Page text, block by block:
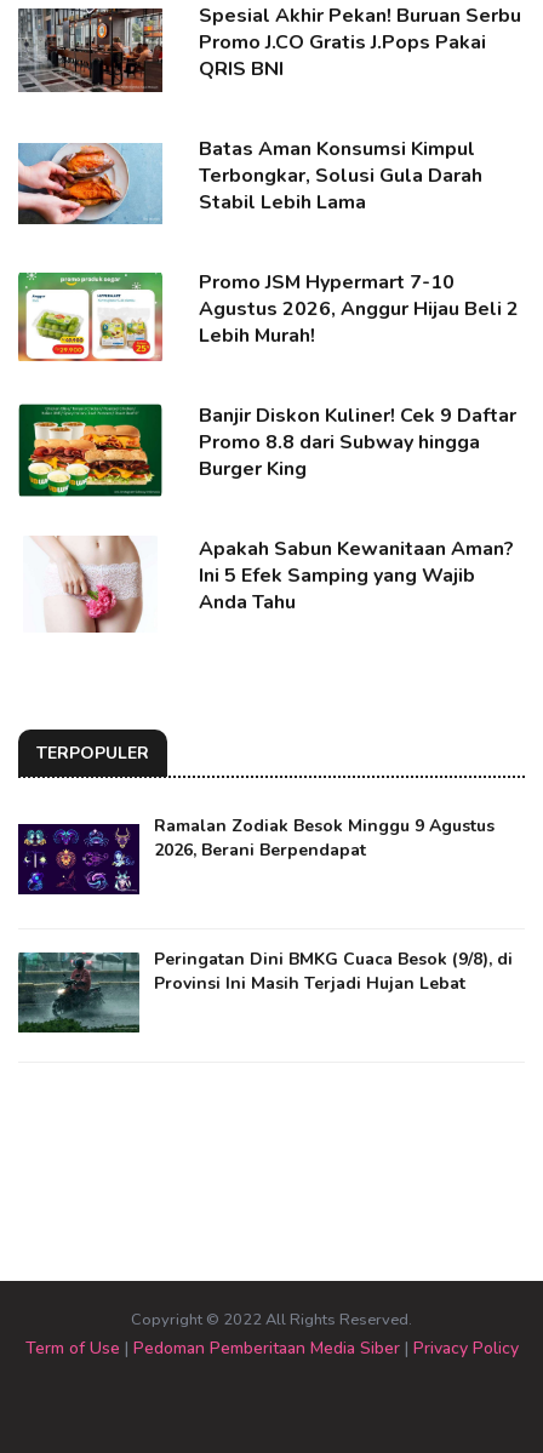
Spesial Akhir Pekan! Buruan Serbu
Promo J.CO Gratis J.Pops Pakai
QRIS BNI
Batas Aman Konsumsi Kimpul
Terbongkar, Solusi Gula Darah
Stabil Lebih Lama
Promo JSM Hypermart 7-10
Agustus 2026, Anggur Hijau Beli 2
Lebih Murah!
Banjir Diskon Kuliner! Cek 9 Daftar
Promo 8.8 dari Subway hingga
Burger King
Apakah Sabun Kewanitaan Aman?
Ini 5 Efek Samping yang Wajib
Anda Tahu
TERPOPULER
Ramalan Zodiak Besok Minggu 9 Agustus
2026, Berani Berpendapat
Peringatan Dini BMKG Cuaca Besok (9/8), di
Provinsi Ini Masih Terjadi Hujan Lebat
Copyright © 2022 All Rights Reserved.
Term of Use | Pedoman Pemberitaan Media Siber| Privacy Policy